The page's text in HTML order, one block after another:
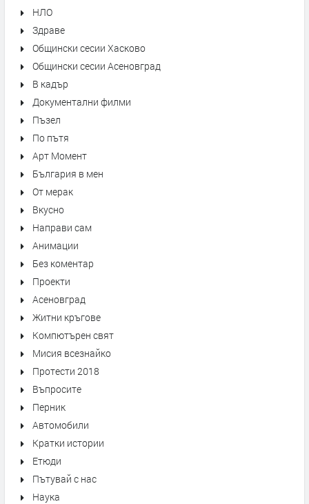
НЛО
Здраве
Общински сесии Хасково
Общински сесии Асеновград
В кадър
Документални филми
Пъзел
По пътя
Арт Момент
България в мен
От мерак
Вкусно
Направи сам
Анимации
Без коментар
Проекти
Асеновград
Житни кръгове
Компютърен свят
Мисия всезнайко
Протести 2018
Въпросите
Перник
Автомобили
Кратки истории
Етюди
Пътувай с нас
Наука